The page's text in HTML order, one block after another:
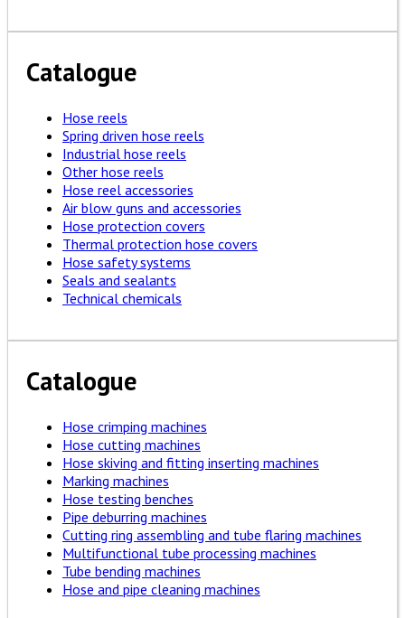
Catalogue
Hose reels
Spring driven hose reels
Industrial hose reels
Other hose reels
Hose reel accessories
Air blow guns and accessories
Hose protection covers
Thermal protection hose covers
Hose safety systems
Seals and sealants
Technical chemicals
Catalogue
Hose crimping machines
Hose cutting machines
Hose skiving and fitting inserting machines
Marking machines
Hose testing benches
Pipe deburring machines
Cutting ring assembling and tube flaring machines
Multifunctional tube processing machines
Tube bending machines
Hose and pipe cleaning machines